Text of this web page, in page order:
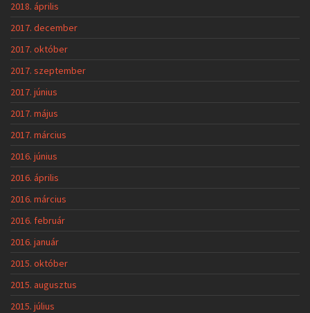
2018. április
2017. december
2017. október
2017. szeptember
2017. június
2017. május
2017. március
2016. június
2016. április
2016. március
2016. február
2016. január
2015. október
2015. augusztus
2015. július